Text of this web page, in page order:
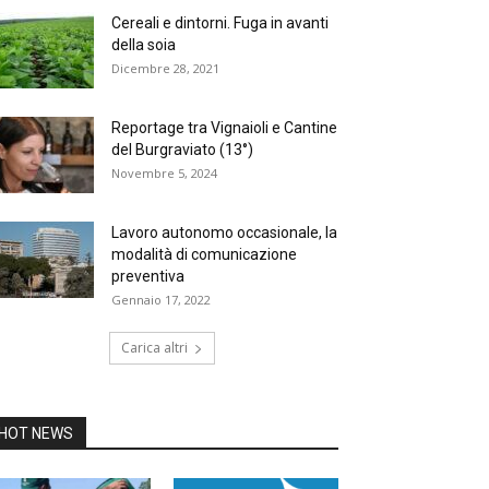
Cereali e dintorni. Fuga in avanti
della soia
Dicembre 28, 2021
Reportage tra Vignaioli e Cantine
del Burgraviato (13°)
Novembre 5, 2024
Lavoro autonomo occasionale, la
modalità di comunicazione
preventiva
Gennaio 17, 2022
Carica altri
NEWS